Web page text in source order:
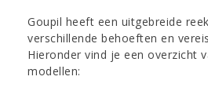
Goupil heeft een uitgebreide
verschillende behoeften en
Hieronder vind je een overzicht
modellen: